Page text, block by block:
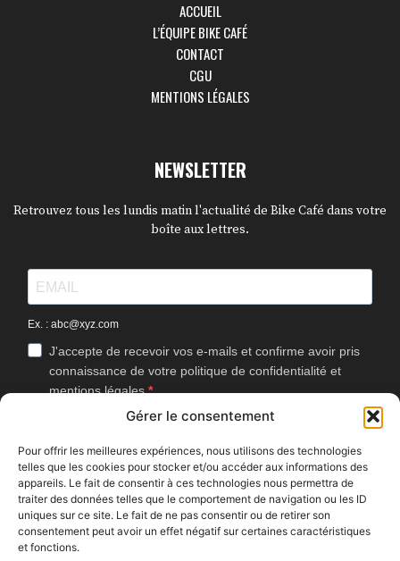
Gérer le consentement
Pour offrir les meilleures expériences, nous utilisons des technologies
telles que les cookies pour stocker et/ou accéder aux informations des
appareils. Le fait de consentir à ces technologies nous permettra de
traiter des données telles que le comportement de navigation ou les ID
uniques sur ce site. Le fait de ne pas consentir ou de retirer son
consentement peut avoir un effet négatif sur certaines caractéristiques
et fonctions.
ACCUEIL
L’ÉQUIPE BIKE CAFÉ
CONTACT
CGU
MENTIONS LÉGALES
NEWSLETTER
Retrouvez tous les lundis matin l'actualité de Bike Café dans votre
boîte aux lettres.
Ex. : abc@xyz.com
J'accepte de recevoir vos e-mails et confirme avoir pris
connaissance de votre politique de confidentialité et
mentions légales.
Vous pouvez vous désinscrire à tout moment en cliquant sur le lien
J'accepte que Bike Café mesure l'ouverture des
newsletters afin d'améliorer les contenus proposés.
S'INSCRIRE